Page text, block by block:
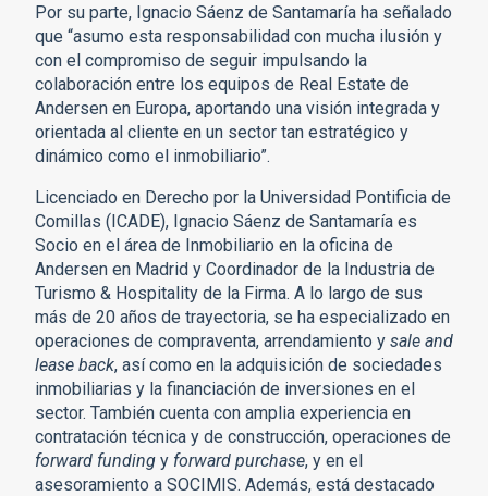
Por su parte, Ignacio Sáenz de Santamaría ha señalado
que “asumo esta responsabilidad con mucha ilusión y
con el compromiso de seguir impulsando la
colaboración entre los equipos de Real Estate de
Andersen en Europa, aportando una visión integrada y
orientada al cliente en un sector tan estratégico y
dinámico como el inmobiliario”.
Licenciado en Derecho por la Universidad Pontificia de
Comillas (ICADE), Ignacio Sáenz de Santamaría es
Socio en el área de Inmobiliario en la oficina de
Andersen en Madrid y Coordinador de la Industria de
Turismo & Hospitality de la Firma. A lo largo de sus
más de 20 años de trayectoria, se ha especializado en
operaciones de compraventa, arrendamiento y sale and
lease back, así como en la adquisición de sociedades
inmobiliarias y la financiación de inversiones en el
sector. También cuenta con amplia experiencia en
contratación técnica y de construcción, operaciones de
forward funding y forward purchase, y en el
asesoramiento a SOCIMIS. Además, está destacado